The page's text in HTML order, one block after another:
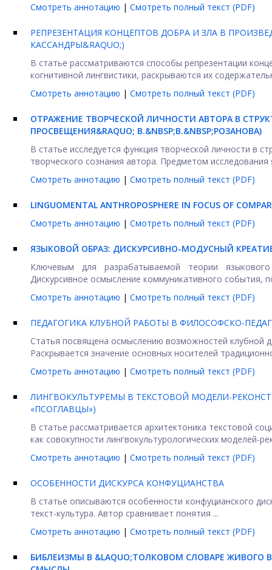
Смотреть аннотацию | Смотреть полный текст (PDF)
РЕПРЕЗЕНТАЦИЯ КОНЦЕПТОВ ДОБРА И ЗЛА В
КАССАНДРЫ&RAQUO;)
В статье рассматриваются способы репрезентации
когнитивной лингвистики, раскрываются их
Смотреть аннотацию | Смотреть полный текст (PDF)
ОТРАЖЕНИЕ ТВОРЧЕСКОЙ ЛИЧНОСТИ АВТОРА В
ПРОСВЕЩЕНИЯ&RAQUO; В.&NBSP;В.&NBSP;РОЗАНОВА)
В статье исследуется функция творческой личности в
творческого сознания автора. Предметом исследования
Смотреть аннотацию | Смотреть полный текст (PDF)
LINGUOMENTAL ANTHROPOSPHERE IN FOCUS OF
Смотреть аннотацию | Смотреть полный текст (PDF)
ЯЗЫКОВОЙ ОБРАЗ: ДИСКУРСИВНО-МОДУСНЫЙ
Ключевым для разрабатываемой теории
Дискурсивное осмысление коммуникативного события,
Смотреть аннотацию | Смотреть полный текст (PDF)
ПЕДАГОГИКА КЛУБНОЙ РАБОТЫ В ФИЛОСОФСКО-
Статья посвящена осмыслению возможностей клубной
Раскрывается значение основных носителей
Смотреть аннотацию | Смотреть полный текст (PDF)
ЛИНГВОКУЛЬТУРЕМЫ В ТЕКСТОВОЙ МОДЕЛИ-
«ПСОГЛАВЦЫ»)
В статье рассматривается архитектоника текстовой
как совокупности лингвокультурологических моделей-
Смотреть аннотацию | Смотреть полный текст (PDF)
ОСОБЕННОСТИ ДИСКУРСА КОНФУЦИАНСТВА
В статье описываются особенности конфуцианского
текст-культура. Автор сравнивает понятия ...
Смотреть аннотацию | Смотреть полный текст (PDF)
БИБЛЕИЗМЫ В &LAQUO;ТОЛКОВОМ СЛОВАРЕ ЖИВОГО